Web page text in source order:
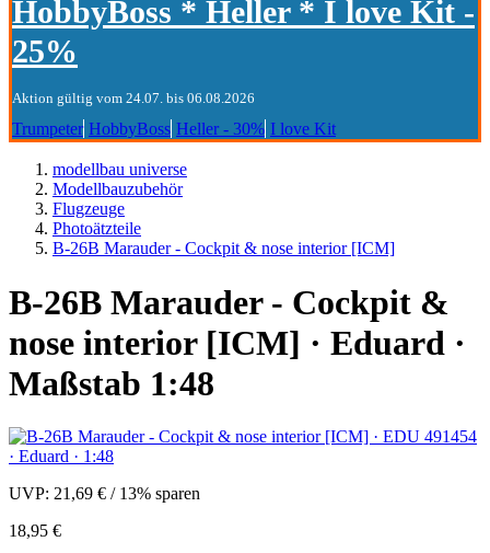
HobbyBoss * Heller * I love Kit -
25%
Aktion gültig vom 24.07. bis 06.08.2026
Trumpeter HobbyBoss Heller - 30% I love Kit
modellbau universe
Modellbauzubehör
Flugzeuge
Photoätzteile
B-26B Marauder - Cockpit & nose interior [ICM]
B-26B Marauder - Cockpit &
nose interior [ICM] · Eduard ·
Maßstab 1:48
UVP: 21,69 € / 13% sparen
18,95 €